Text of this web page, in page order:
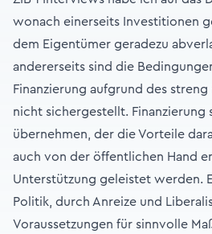
wonach einerseits Investitionen
dem Eigentümer geradezu
andererseits sind die
Finanzierung aufgrund des
nicht sichergestellt. Finanzierung
übernehmen, der die Vorteile
auch von der öffentlichen Hand
Unterstützung geleistet werden.
Politik, durch Anreize und
Voraussetzungen für sinnvolle